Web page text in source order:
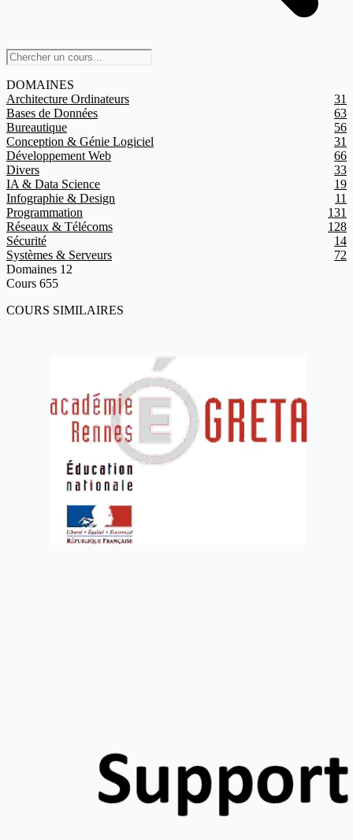
DOMAINES
Architecture Ordinateurs
31
Bases de Données
63
Bureautique
56
Conception & Génie Logiciel
31
Développement Web
66
Divers
33
IA & Data Science
19
Infographie & Design
11
Programmation
131
Réseaux & Télécoms
128
Sécurité
14
Systèmes & Serveurs
72
Domaines 12
Cours 655
COURS SIMILAIRES